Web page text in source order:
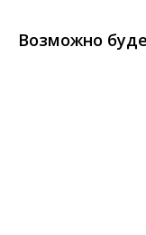
Возможно